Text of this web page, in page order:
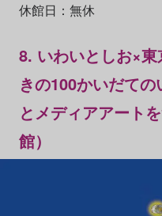
休館日：無休
8. いわいとしお×
きの100かいだて
とメディアアート
館）